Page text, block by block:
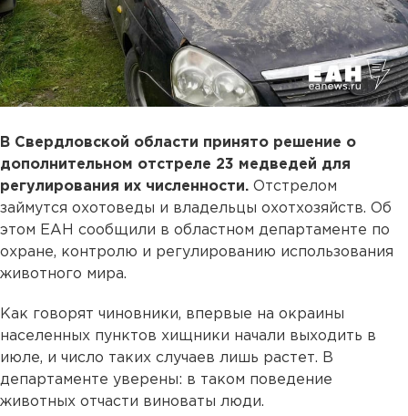
В Свердловской области принято решение о
дополнительном отстреле 23 медведей для
регулирования их численности. Отстрелом
займутся охотоведы и владельцы охотхозяйств. Об
этом ЕАН сообщили в областном департаменте по
охране, контролю и регулированию использования
животного мира.
Как говорят чиновники, впервые на окраины
населенных пунктов хищники начали выходить в
июле, и число таких случаев лишь растет. В
департаменте уверены: в таком поведение
животных отчасти виноваты люди.